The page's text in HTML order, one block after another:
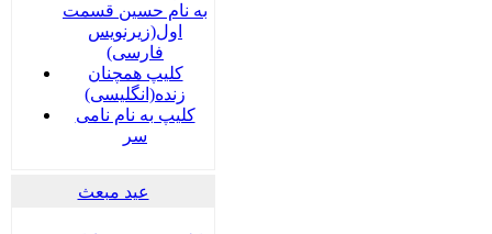
به نام حسین قسمت
اول(زیرنویس
فارسی)
کلیپ همچنان
زنده(انگلیسی)
کلیپ به نام نامی
سر
عید مبعث